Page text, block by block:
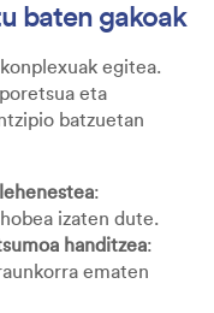
baten gakoak
egitea.
eta
batzuetan
:
izaten dute.
handitzea:
ematen